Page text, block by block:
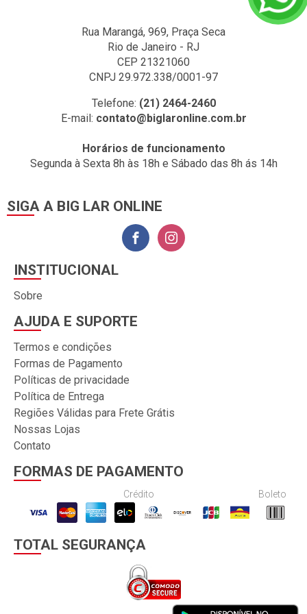
Rua Marangá, 969, Praça Seca
Rio de Janeiro - RJ
CEP 21321060
CNPJ 29.972.338/0001-97
Telefone: (21) 2464-2460
E-mail: contato@biglaronline.com.br
Horários de funcionamento
Segunda à Sexta 8h às 18h e Sábado das 8h ás 14h
SIGA A BIG LAR ONLINE
INSTITUCIONAL
Sobre
AJUDA E SUPORTE
Termos e condições
Formas de Pagamento
Políticas de privacidade
Política de Entrega
Regiões Válidas para Frete Grátis
Nossas Lojas
Contato
FORMAS DE PAGAMENTO
Crédito Boleto
TOTAL SEGURANÇA